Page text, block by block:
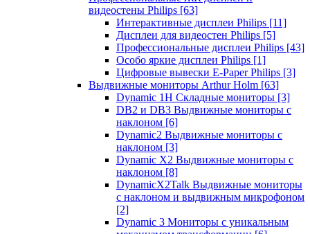
видеостены Philips [63]
Интерактивные дисплеи Philips [11]
Дисплеи для видеостен Philips [5]
Профессиональные дисплеи Philips [43]
Особо яркие дисплеи Philips [1]
Цифровые вывески E-Paper Philips [3]
Выдвижные мониторы Arthur Holm [63]
Dynamic 1Н Складные мониторы [3]
DB2 и DB3 Выдвижные мониторы с
наклоном [6]
Dynamic2 Выдвижные мониторы с
наклоном [3]
Dynamic X2 Выдвижные мониторы с
наклоном [8]
DynamicX2Talk Выдвижные мониторы
с наклоном и выдвижным микрофоном
[2]
Dynamic 3 Мониторы с уникальным